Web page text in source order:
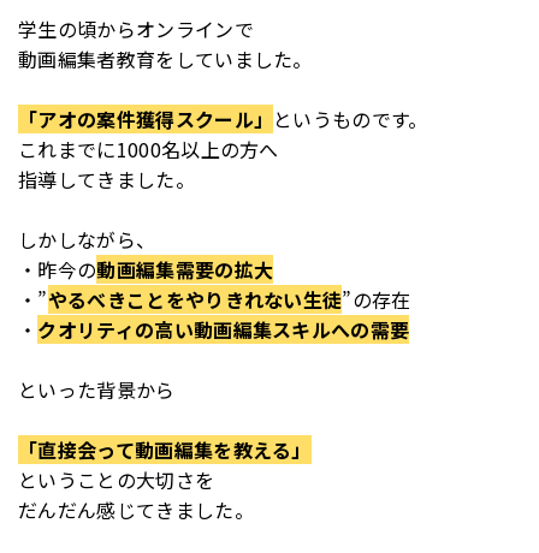
学生の頃からオンラインで
動画編集者教育をしていました。
「アオの案件獲得スクール」 というものです。
これまでに1000名以上の方へ
指導してきました。
しかしながら、
・昨今の動画編集需要の拡大
・”やるべきことをやりきれない生徒”の存在
・ クオリティの高い動画編集スキルへの需要
といった背景から
「直接会って動画編集を教える」
ということの大切さを
だんだん感じてきました。